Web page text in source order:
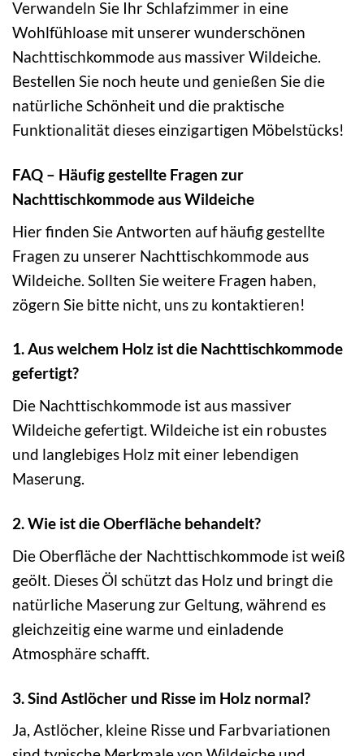
Verwandeln Sie Ihr Schlafzimmer in eine
Wohlfühloase mit unserer wunderschönen
Nachttischkommode aus massiver Wildeiche.
Bestellen Sie noch heute und genießen Sie die
natürliche Schönheit und die praktische
Funktionalität dieses einzigartigen Möbelstücks!
FAQ – Häufig gestellte Fragen zur
Nachttischkommode aus Wildeiche
Hier finden Sie Antworten auf häufig gestellte
Fragen zu unserer Nachttischkommode aus
Wildeiche. Sollten Sie weitere Fragen haben,
zögern Sie bitte nicht, uns zu kontaktieren!
1. Aus welchem Holz ist die Nachttischkommode
gefertigt?
Die Nachttischkommode ist aus massiver
Wildeiche gefertigt. Wildeiche ist ein robustes
und langlebiges Holz mit einer lebendigen
Maserung.
2. Wie ist die Oberfläche behandelt?
Die Oberfläche der Nachttischkommode ist weiß
geölt. Dieses Öl schützt das Holz und bringt die
natürliche Maserung zur Geltung, während es
gleichzeitig eine warme und einladende
Atmosphäre schafft.
3. Sind Astlöcher und Risse im Holz normal?
Ja, Astlöcher, kleine Risse und Farbvariationen